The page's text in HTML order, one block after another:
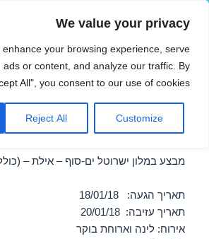
We value your privacy
your browsing experience, serve
ads or content, and analyze our traffic. By
All", you consent to our use of cookies.
Customize
Reject All
הוטצימר
חופשה במלון ישרוטל
אילת 18/01/2018
מבצע במלון ישרוטל ים-סוף – אילת –
תאריך הגעה: 18/01/18
תאריך עזיבה: 20/01/18
אירוח: לינה וארוחת בוקר